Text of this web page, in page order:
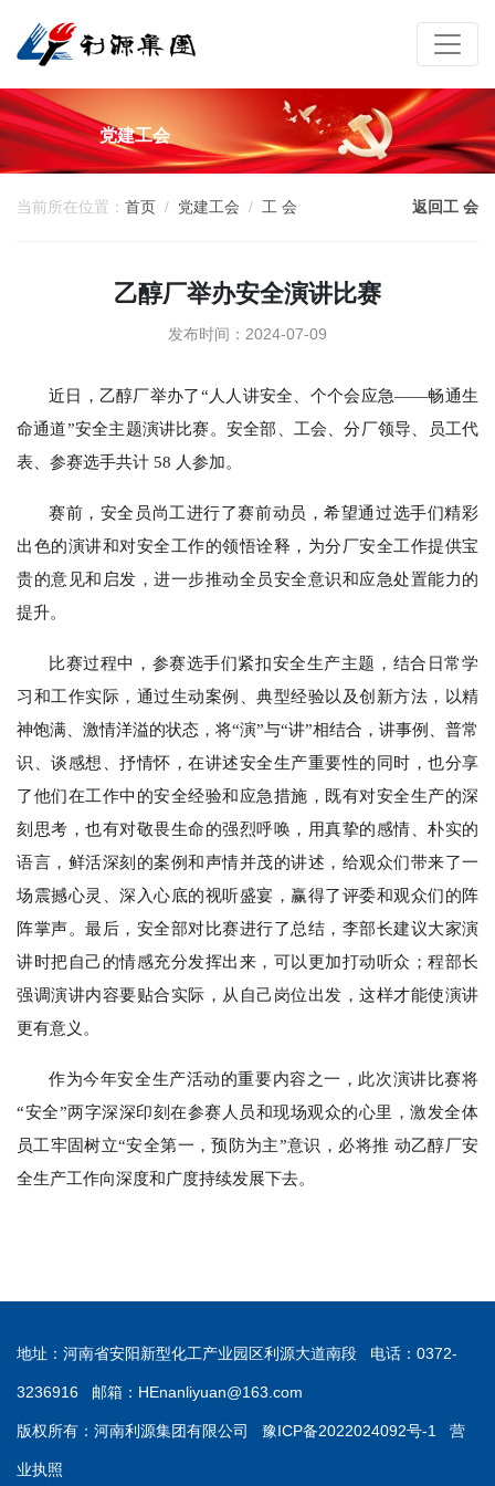
党建工会
当前所在位置： 首页 党建工会 工 会 返回工 会
乙醇厂举办安全演讲比赛
发布时间：2024-07-09
近日 ，乙醇厂举办了“人人讲安全、个个会应急——畅通生
命通道”安全主题演讲比赛。安全部、工会、分厂领导、员工代
表
参赛选手共计 58 人参加。
赛前，安全员尚工进行了赛前动员，希望通过选手们精彩
出色的演讲和对安全工作的领悟诠释，为分厂安全工作提供宝
贵的意见和启发，进一步推动全员安全意识和应急处置能力的
提升。
比赛过程中，参赛选手们紧扣安全生产主题，结合日常学
习和工作实际，通过生动案例
典型经验以及创新方法，以精
神饱满、激情洋溢的状态，将“演”与“讲”相结合，讲事例
普常
识、谈感想、抒情怀，在讲述安全生产重要性的同时，也分享
了他们在工作中的安全经验和应急措施，既有对安全生产的深
刻思考 ， 也有对敬畏生命的强烈呼唤，用真挚的感情
朴实的
语言，鲜活深刻的案例和声情并茂的讲述，给观众们带来了一
场震撼心灵、深入心底的视听盛宴，赢得了评委和观众们的阵
阵掌声。最后，安全部对比赛进行了总结，李部长建议大家演
讲时把自己的情感充分发挥出来，可以更加打动听众；程部长
强调演讲内容要贴合实际，从自己岗位出发，这样才能使演讲
更有意义。
作为今年安全生产活动的重要内容之一，此次演讲比赛将
“安全”两字深深印刻在参赛人员和现场观众的心里，激发全体
员工牢固树立“安全第一，预防为主”意识，必将推 动乙醇厂安
全生产工作向深度和广度持续发展下去。
地址：河南省安阳新型化工产业园区利源大道南段 电话：0372-
3236916 邮箱： HEnanliyuan@163.com
版权所有：河南利源集团有限公司 豫ICP备2022024092号-1 营
业执照